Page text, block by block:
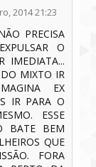
2014 21:23
PRECISA
O
IMEDIATA...
MIXTO IR
EX
IR PARA O
ESSE
BATE BEM
QUE
FORA